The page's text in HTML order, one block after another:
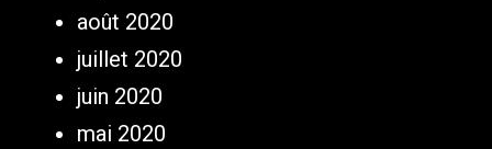
août 2020
juillet 2020
juin 2020
mai 2020